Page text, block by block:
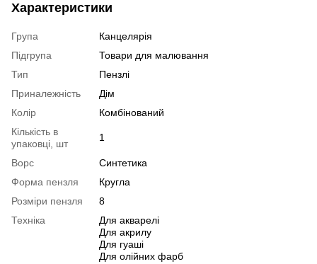
Характеристики
Група
Канцелярія
Підгрупа
Товари для малювання
Тип
Пензлі
Приналежність
Дім
Колір
Комбінований
Кількість в
упаковці, шт
1
Ворс
Синтетика
Форма пензля
Кругла
Розміри пензля
8
Техніка
Для акварелі
Для акрилу
Для гуаші
Для олійних фарб